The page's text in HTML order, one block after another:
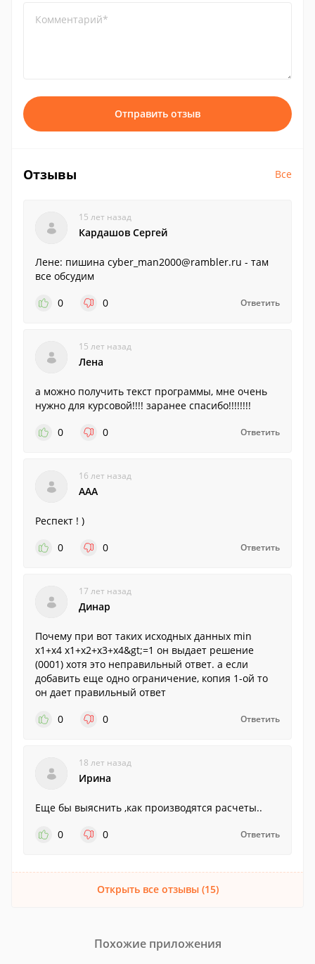
Комментарий*
Отправить отзыв
Отзывы Все
15 лет назад
Кардашов Сергей
Лене: пишина cyber_man2000@rambler.ru - там
все обсудим
0
0 Ответить
15 лет назад
Лена
а можно получить текст программы, мне очень
нужно для курсовой!!!! заранее спасибо!!!!!!!!
0
0 Ответить
16 лет назад
AAA
Респект ! )
0
0 Ответить
17 лет назад
Динар
Почему при вот таких исходных данных min
x1+x4 x1+x2+x3+x4&gt;=1 он выдает решение
(0001) хотя это неправильный ответ. а если
добавить еще одно ограничение, копия 1-ой то
он дает правильный ответ
0
0 Ответить
18 лет назад
Ирина
Еще бы выяснить ,как производятся расчеты..
0
0 Ответить
Открыть все отзывы (15)
Похожие приложения